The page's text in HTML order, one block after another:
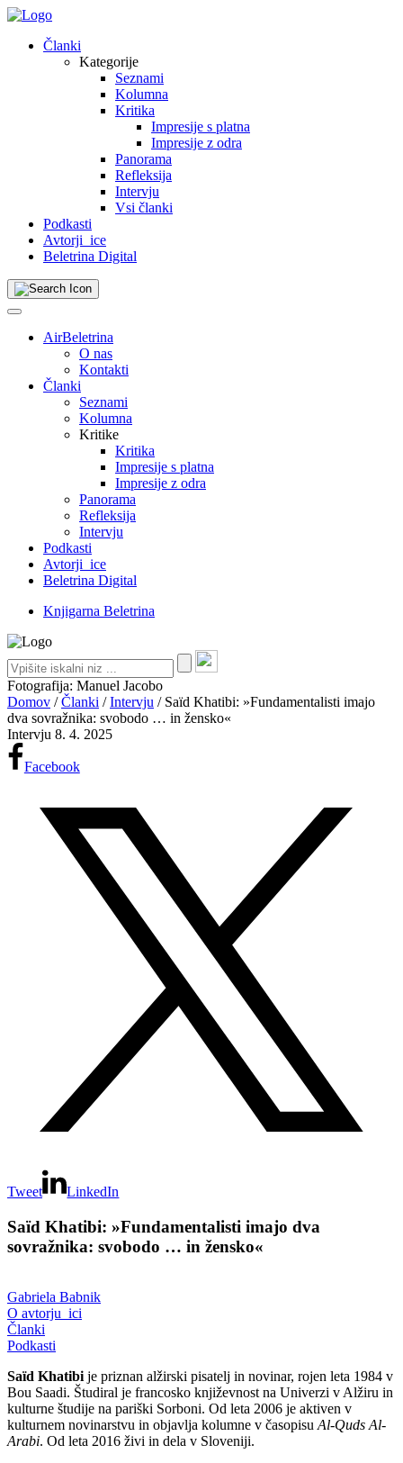
Skip
contentČlanki
Kategorije
Seznami
Kolumna
Kritika
Impresije s platna
Impresije z odra
Panorama
Refleksija
Intervju
Vsi članki
Podkasti
Avtorji_ice
Beletrina Digital
AirBeletrina
O nas
Kontakti
Članki
Seznami
Kolumna
Kritike
Kritika
Impresije s platna
Impresije z odra
Panorama
Refleksija
Intervju
Podkasti
Avtorji_ice
Beletrina Digital
Knjigarna Beletrina
Fotografija: Manuel Jacobo
Domov /Članki /Intervju / Saïd Khatibi: »Fundamentalisti imajo
dva sovražnika: svobodo … in žensko«
Intervju 8. 4. 2025
Facebook
Tweet LinkedIn
Saïd Khatibi: »Fundamentalisti imajo dva
sovražnika: svobodo … in žensko«
Gabriela Babnik
O avtorju_ici
Članki
Podkasti
Saïd Khatibije priznan alžirski pisatelj in novinar, rojen leta 1984 v
Bou Saadi. Študiral je francosko književnost na Univerzi v Alžiru in
kulturne študije na pariški Sorboni. Od leta 2006 je aktiven v
kulturnem novinarstvu in objavlja kolumne v časopisuAl-Quds Al-
Arabi. Od leta 2016 živi in dela v Sloveniji.